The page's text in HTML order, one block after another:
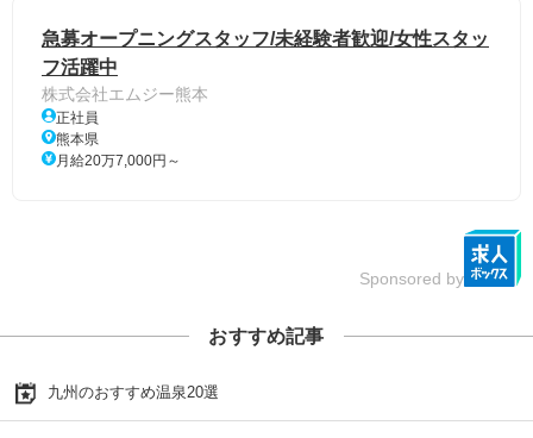
急募オープニングスタッフ/未経験者歓迎/女性スタッ
フ活躍中
株式会社エムジー熊本
正社員
熊本県
月給20万7,000円～
Sponsored by
おすすめ記事
九州のおすすめ温泉20選